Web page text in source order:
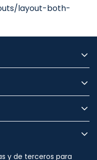
layout-both-
y de terceros para